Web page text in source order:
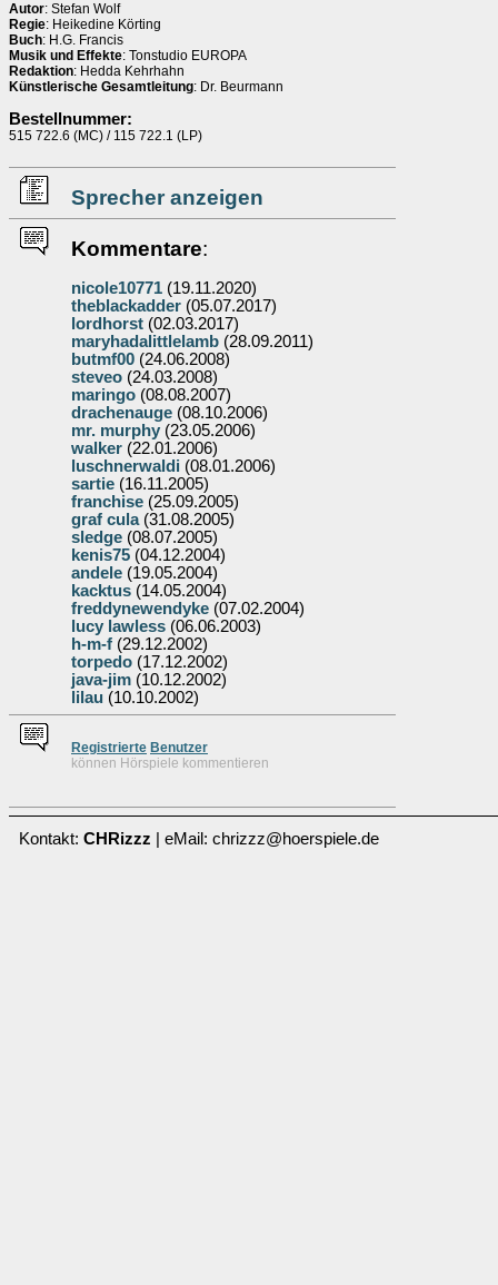
Autor: Stefan Wolf
Regie: Heikedine Körting
Buch: H.G. Francis
Musik und Effekte: Tonstudio EUROPA
Redaktion: Hedda Kehrhahn
Künstlerische Gesamtleitung: Dr. Beurmann
Bestellnummer:
515 722.6 (MC) / 115 722.1 (LP)
Sprecher anzeigen
Kommentare:
nicole10771 (19.11.2020)
theblackadder (05.07.2017)
lordhorst (02.03.2017)
maryhadalittlelamb (28.09.2011)
butmf00 (24.06.2008)
steveo (24.03.2008)
maringo (08.08.2007)
drachenauge (08.10.2006)
mr. murphy (23.05.2006)
walker (22.01.2006)
luschnerwaldi (08.01.2006)
sartie (16.11.2005)
franchise (25.09.2005)
graf cula(31.08.2005)
sledge (08.07.2005)
kenis75 (04.12.2004)
andele (19.05.2004)
kacktus (14.05.2004)
freddynewendyke (07.02.2004)
lucy lawless (06.06.2003)
h-m-f (29.12.2002)
torpedo (17.12.2002)
java-jim (10.12.2002)
lilau (10.10.2002)
Registrierte Benutzer
können Hörspiele kommentieren
Kontakt: CHRizzz | eMail: chrizzz@hoerspiele.de